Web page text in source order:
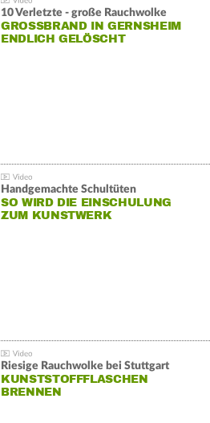
10 Verletzte - große Rauchwolke
GROSSBRAND IN GERNSHEIM E
NDLICH GELÖSCHT
Handgemachte Schultüten
SO WIRD DIE EINSCHULUNG
ZUM KUNSTWERK
Riesige Rauchwolke bei Stuttgart
KUNSTSTOFFFLASCHEN
BRENNEN